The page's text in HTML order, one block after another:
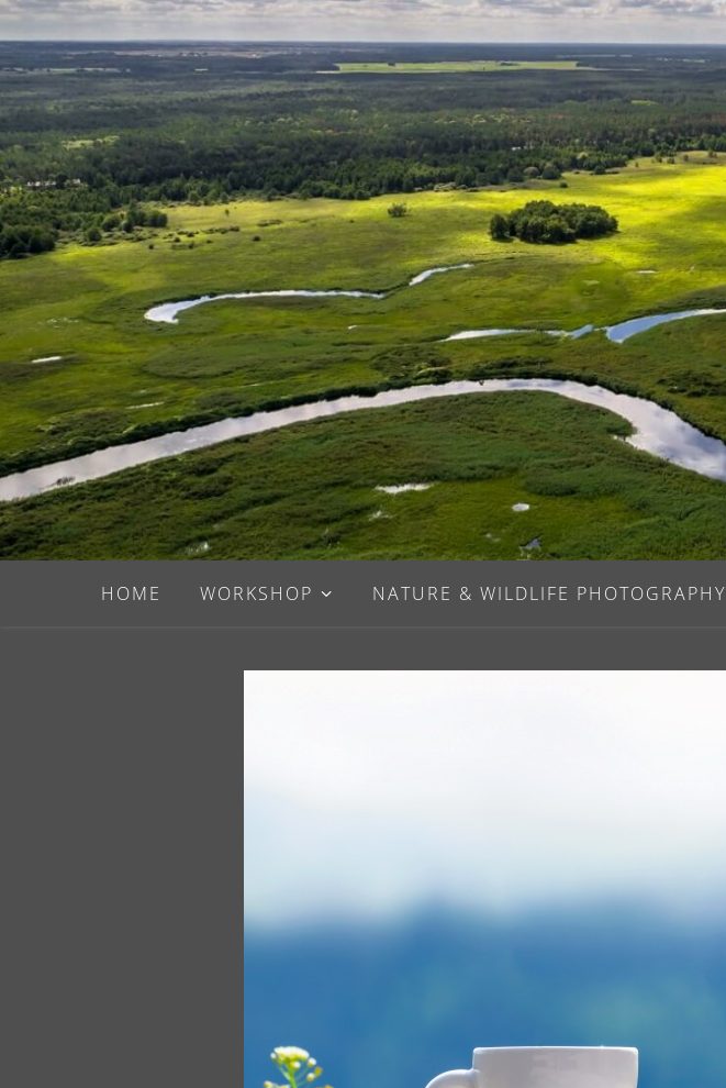
HOME WORKSHOP NATURE & WILDLIFE PHOTOGRAPHY